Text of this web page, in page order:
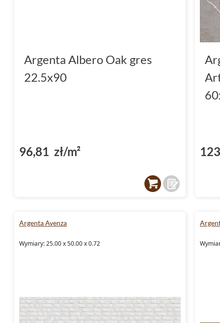
Argenta Albero Oak gres
22.5x90
96,81 zł/m²
Argenta Avenza
Wymiary: 25.00 x 50.00 x 0.72